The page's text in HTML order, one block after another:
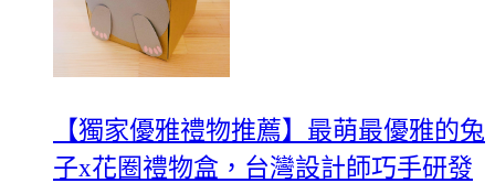
【獨家優雅禮物推薦】最萌最優雅的兔
子x花圈禮物盒，台灣設計師巧手研發